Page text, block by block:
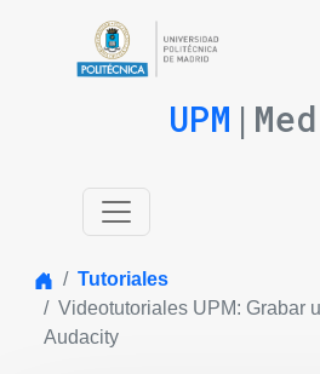
UPM
Inicio
Tutoriales
Videotutoriales UPM: Grabar
Audacity